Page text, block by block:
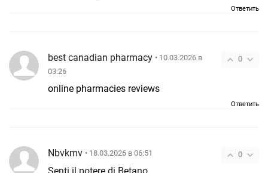
Ответить
0
best canadian pharmacy • 10.03.2026 в
03:26
online pharmacies reviews
Ответить
0
Nbvkmv • 18.03.2026 в 06:51